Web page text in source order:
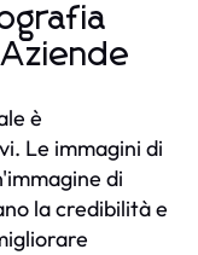
è
Le immagini di
di
la credibilità e